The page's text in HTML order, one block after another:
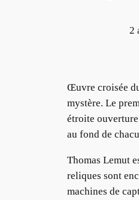
2
Œuvre croisée
mystère. Le
étroite
au fond de
Thomas Lemut
reliques sont
machines de